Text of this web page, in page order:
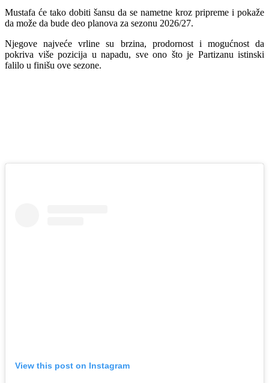
Mustafa će tako dobiti šansu da se nametne kroz pripreme i pokaže
da može da bude deo planova za sezonu 2026/27.
Njegove najveće vrline su brzina, prodornost i mogućnost da
pokriva više pozicija u napadu, sve ono što je Partizanu istinski
falilo u finišu ove sezone.
View this post on Instagram